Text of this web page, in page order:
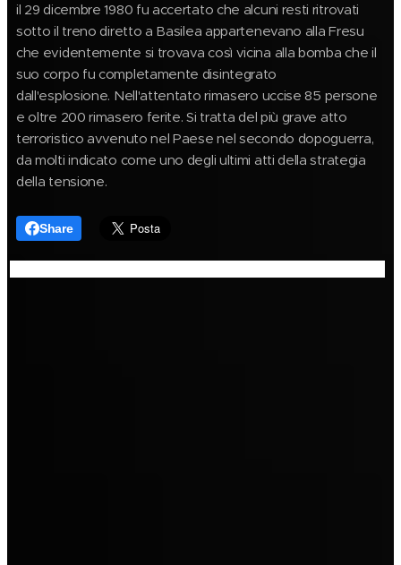
il 29 dicembre 1980 fu accertato che alcuni resti ritrovati
sotto il treno diretto a Basilea appartenevano alla Fresu
che evidentemente si trovava così vicina alla bomba che il
suo corpo fu completamente disintegrato
dall'esplosione. Nell'attentato rimasero uccise 85 persone
e oltre 200 rimasero ferite. Si tratta del più grave atto
terroristico avvenuto nel Paese nel secondo dopoguerra,
da molti indicato come uno degli ultimi atti della strategia
della tensione.
Share